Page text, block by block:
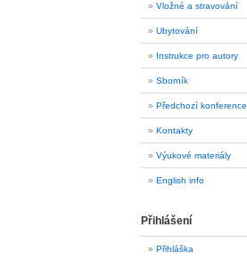
Vložné a stravování
Ubytování
Instrukce pro autory
Sborník
Předchozí konference
Kontakty
Výukové materiály
English info
Přihlášení
Přihláška